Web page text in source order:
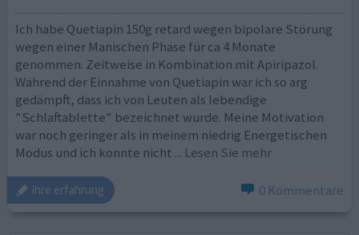
Ich habe Quetiapin 150g retard wegen bipolare Störung
wegen einer Manischen Phase für ca 4 Monate
genommen. Zeitweise in Kombination mit Apiripazol.
Während der Einnahme von Quetiapin war ich so arg
gedämpft, dass ich von Leuten als lebendige
"Schlaftablette" bezeichnet wurde. Meine Motivation
war noch geringer als in meinem niedrig Energetischen
Modus und ich konnte nicht ... Lesen Sie mehr
ihre erfahrung 0 Kommentare